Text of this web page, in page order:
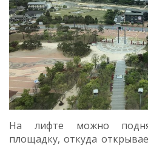
На лифте можно
площадку, откуда